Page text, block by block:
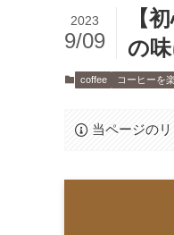
【
の
2023
9/09
coffee コーヒーを
当ページの